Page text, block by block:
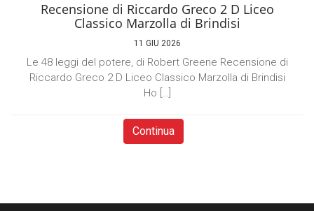
Recensione di Riccardo Greco 2 D Liceo
Classico Marzolla di Brindisi
11 GIU 2026
Le 48 leggi del potere, di Robert Greene Recensione di
Riccardo Greco 2 D Liceo Classico Marzolla di Brindisi
Ho […]
Continua